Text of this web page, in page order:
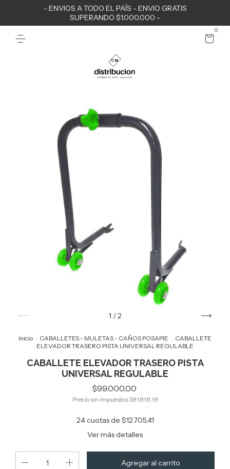
- ENVIOS A TODO EL PAÍS - ENVIO GRATIS
SUPERANDO $1.000.000 -
0
1 /2
Inicio . CABALLETES - MULETAS - CAÑOS POSAPIE . CABALLETE
ELEVADOR TRASERO PISTA UNIVERSAL REGULABLE
CABALLETE ELEVADOR TRASERO PISTA
UNIVERSAL REGULABLE
$99.000,00
Precio sin impuestos $81.818,18
24cuotas de $12.705,41
Ver más detalles